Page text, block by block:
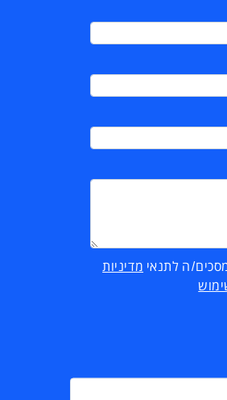
ה לתנאי מדיניות